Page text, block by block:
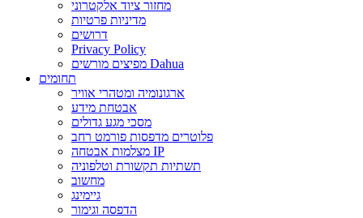
מחזור ציוד אלקטרוני
מדיניות פרטיות
דרושים
Privacy Policy
מפיצים מורשים Dahua
תחומים
ארגונומיה ומטהרי אוויר
אבטחת מידע
מסכי מגע גדולים
פלוטרים מדפסות פורמט רחב
מצלמות אבטחה IP
תשתיות תקשורת וטלפוניה
מחשוב
גיימינג
הדפסה וגימור